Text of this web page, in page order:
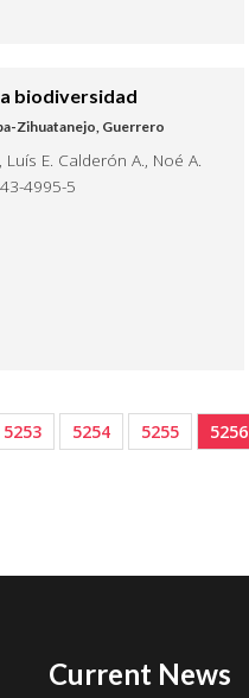
biodiversidad
Zihuatanejo, Guerrero
E. Calderón A., Noé A.
4995-5
5253 5254 5255 5256
Current News